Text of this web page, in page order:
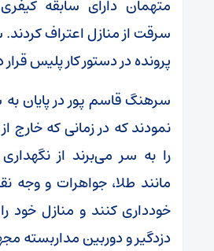
سرقت از منازل اعتراف
پرونده در دستور کار پلیس قرار
سرهنگ قاسم پور در پایان
نمودند که در زمانی که خارج
را به سر می‌برند از
مانند طلا، جواهرات و وجه
خودداری کنند و منازل خود
دزدگیر و دوربین مداربسته